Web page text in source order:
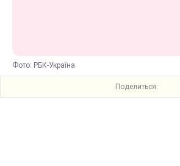
Фото: РБК-Україна
Поделиться: